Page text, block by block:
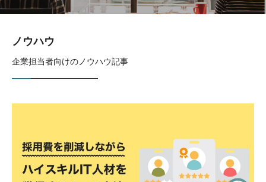
ノウハウ
企業担当者向けのノウハウ記事